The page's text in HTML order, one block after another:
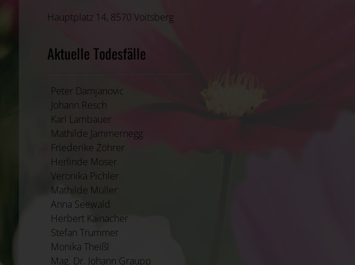
Hauptplatz 14, 8570 Voitsberg
Aktuelle Todesfälle
Peter Damjanovic
Johann Resch
Karl Lambauer
Mathilde Jammernegg
Friederike Zöhrer
Herlinde Moser
Veronika Pichler
Mathilde Müller
Anna Seewald
Herbert Kainacher
Stefan Trummer
Monika Theißl
Mag. Dr. Johann Graupp